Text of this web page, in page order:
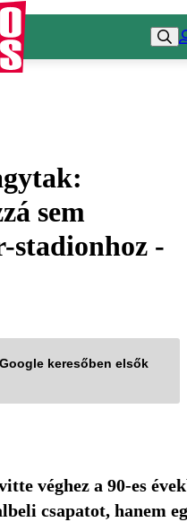
sem
stadionhoz -
keresőben elsők
véghez a 90-es
csapatot, hanem